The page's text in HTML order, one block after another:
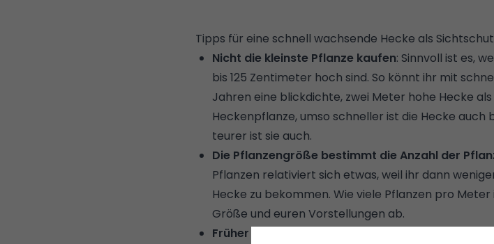
Tipps für eine schnell wachsende Hecke als
Nicht die kleinste Pflanze kaufen: Sinnvoll ist es,
bis 125 Zentimeter hoch sind. So könnt ihr mit
Jahren eine blickdichte, zwei Meter hohe Hecke
Heckenpflanze, umso schneller ist die Hecke auch
teurer ist sie auch.
Die Pflanzengröße bestimmt die Anzahl der
Pflanzen relativiert sich etwas, weil ihr dann
Hecke zu bekommen. Wie viele Pflanzen pro
Größe und euren Vorstellungen ab.
Früher pflanzen für mehr Zuwachs
: Am besten